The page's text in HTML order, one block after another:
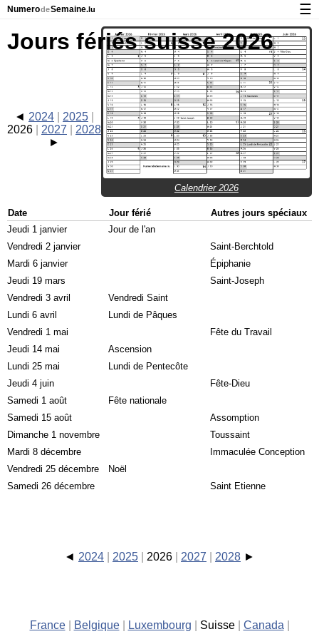
NumerodeSemaine.lu
Calendrier avec jours fériés et numéro des semaines
À propos de NumeroDeSemaine.lu
Confidentialité et cookies
☰
Jours fériés suisse 2026
Calendrier 2026
2024
2025
2026
2027 2028
Date Jour férié
Autres jours spéciaux
Jeudi 1 janvier
Jour de l'an
Vendredi 2 janvier
Saint-Berchtold
Mardi 6 janvier
Épiphanie
Jeudi 19 mars
Saint-Joseph
Vendredi 3 avril
Vendredi Saint
Lundi 6 avril
Lundi de Pâques
Vendredi 1 mai
Fête du Travail
Jeudi 14 mai
Ascension
Lundi 25 mai
Lundi de Pentecôte
Jeudi 4 juin
Fête-Dieu
Samedi 1 août
Fête nationale
Samedi 15 août
Assomption
Dimanche 1 novembre
Toussaint
Mardi 8 décembre
Immaculée Conception
Vendredi 25 décembre
Noël
Samedi 26 décembre
Saint Etienne
2024 2025 2026 2027 2028
France Belgique Luxembourg Suisse Canada